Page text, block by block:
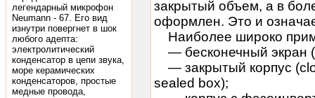
легендарный микрофон
Neumann - 67. Его вид
изнутри повергнет в шок
любого адепта:
электролитический
конденсатор в цепи звука,
море керамических
конденсаторов, простые
медные провода,
закрытый объем, а в
оформлен. Это и
Наиболее широко
— бесконечный экран
— закрытый корпус
sealed box);